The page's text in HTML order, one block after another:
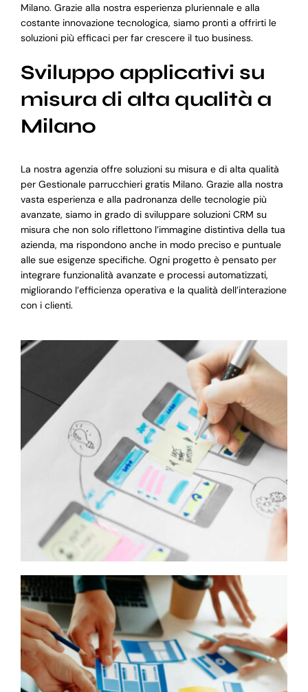
Milano. Grazie alla nostra esperienza pluriennale e alla
costante innovazione tecnologica, siamo pronti a offrirti le
soluzioni più efficaci per far crescere il tuo business.
Sviluppo applicativi su
misura di alta qualità a
Milano
La nostra agenzia offre soluzioni su misura e di alta qualità
per Gestionale parrucchieri gratis Milano. Grazie alla nostra
vasta esperienza e alla padronanza delle tecnologie più
avanzate, siamo in grado di sviluppare soluzioni CRM su
misura che non solo riflettono l’immagine distintiva della tua
azienda, ma rispondono anche in modo preciso e puntuale
alle sue esigenze specifiche. Ogni progetto è pensato per
integrare funzionalità avanzate e processi automatizzati,
migliorando l’efficienza operativa e la qualità dell’interazione
con i clienti.